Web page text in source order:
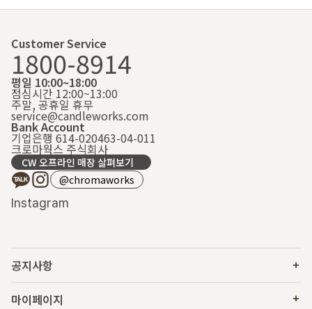
Customer Service
1800-8914
평일 10:00~18:00
점심시간 12:00~13:00
주말, 공휴일 휴무
service@candleworks.com
Bank Account
기업은행 614-020463-04-011
크로마웍스 주식회사
CW 오프라인 매장 살펴보기
@chromaworks
Instagram
공지사항
마이페이지